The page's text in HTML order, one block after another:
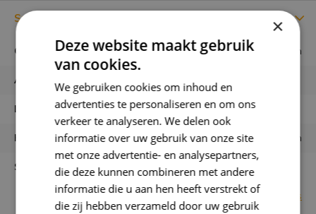
Specificaties
Gewicht verpakking 5 gram
Aantal zaadjes
Latijnse naam
Kleuren paarse, gele, groene kleuren
Standplaats
Bekijk alle specificaties
×
Deze website maakt gebruik
van cookies.
We gebruiken cookies om inhoud en
advertenties te personaliseren en om ons
verkeer te analyseren. We delen ook
informatie over uw gebruik van onze site
met onze advertentie- en analysepartners,
die deze kunnen combineren met andere
informatie die u aan hen heeft verstrekt of
die zij hebben verzameld door uw gebruik